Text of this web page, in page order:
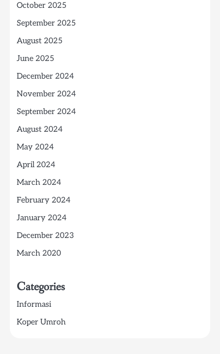
October 2025
September 2025
August 2025
June 2025
December 2024
November 2024
September 2024
August 2024
May 2024
April 2024
March 2024
February 2024
January 2024
December 2023
March 2020
Categories
Informasi
Koper Umroh